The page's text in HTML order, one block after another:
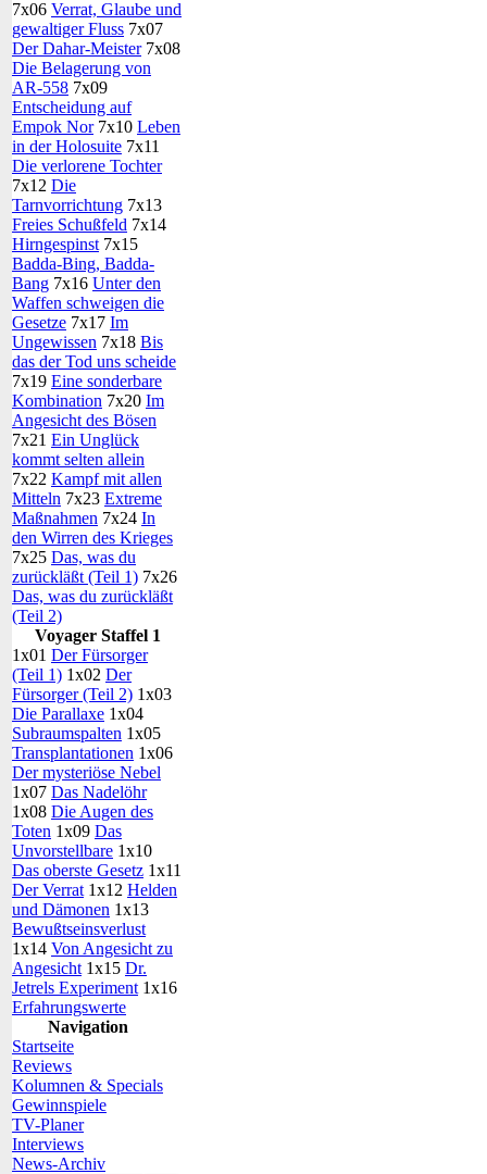
7x06 Verrat, Glaube und
gewaltiger Fluss 7x07
Der Dahar-Meister7x08
Die Belagerung von
AR-558 7x09
Entscheidung auf
Empok Nor7x10 Leben
in der Holosuite 7x11
Die verlorene Tochter
7x12 Die
Tarnvorrichtung 7x13
Freies Schußfeld 7x14
Hirngespinst 7x15
Badda-Bing, Badda-
Bang 7x16 Unter den
Waffen schweigen die
Gesetze 7x17 Im
Ungewissen 7x18 Bis
das der Tod uns scheide
7x19 Eine sonderbare
Kombination 7x20 Im
Angesicht des Bösen
7x21 Ein Unglück
kommt selten allein
7x22 Kampf mit allen
Mitteln 7x23 Extreme
Maßnahmen 7x24 In
den Wirren des Krieges
7x25 Das, was du
zurückläßt (Teil 1) 7x26
Das, was du zurückläßt
(Teil 2)
Voyager Staffel 1
1x01 Der Fürsorger
(Teil 1) 1x02 Der
Fürsorger (Teil 2) 1x03
Die Parallaxe 1x04
Subraumspalten 1x05
Transplantationen 1x06
Der mysteriöse Nebel
1x07 Das Nadelöhr
1x08 Die Augen des
Toten 1x09 Das
Unvorstellbare 1x10
Das oberste Gesetz 1x11
Der Verrat 1x12 Helden
und Dämonen 1x13
Bewußtseinsverlust
1x14 Von Angesicht zu
Angesicht 1x15 Dr.
Jetrels Experiment 1x16
Erfahrungswerte
Navigation
Startseite
Reviews
Kolumnen & Specials
Gewinnspiele
TV-Planer
Interviews
News-Archiv